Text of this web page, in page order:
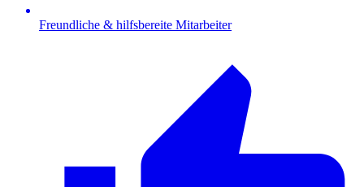
Freundliche & hilfsbereite Mitarbeiter